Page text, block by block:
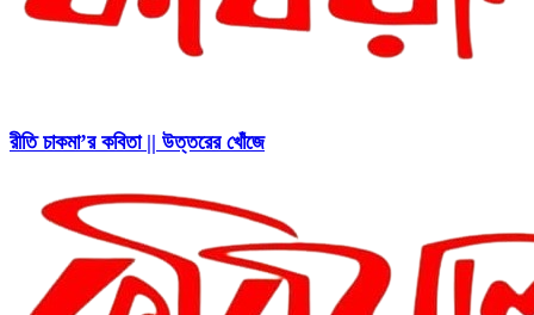
রীতি চাকমা’র কবিতা || উত্তরের খোঁজে